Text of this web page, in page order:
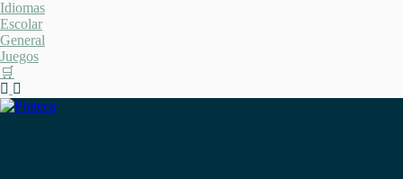
Saltar
al
contenido
Idiomas
Escolar
General
Juegos
🛒